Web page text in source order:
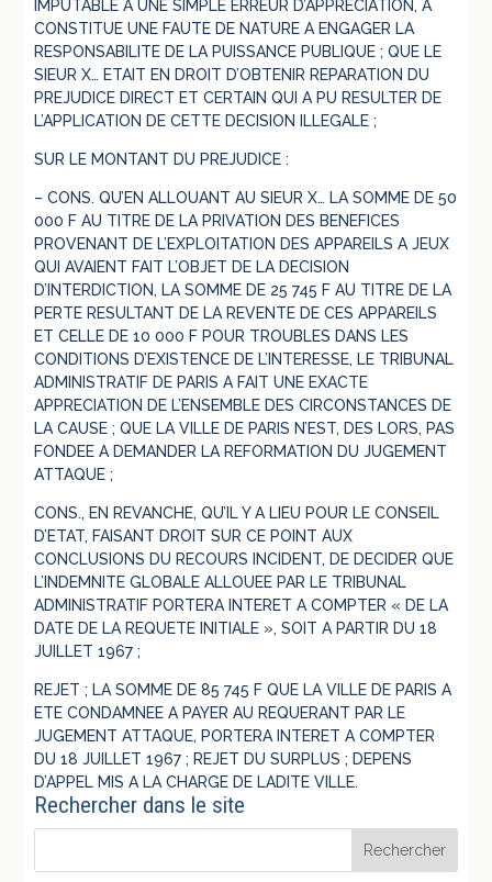
IMPUTABLE A UNE SIMPLE ERREUR D’APPRECIATION, A
CONSTITUE UNE FAUTE DE NATURE A ENGAGER LA
RESPONSABILITE DE LA PUISSANCE PUBLIQUE ; QUE LE
SIEUR X… ETAIT EN DROIT D’OBTENIR REPARATION DU
PREJUDICE DIRECT ET CERTAIN QUI A PU RESULTER DE
L’APPLICATION DE CETTE DECISION ILLEGALE ;
SUR LE MONTANT DU PREJUDICE :
– CONS. QU’EN ALLOUANT AU SIEUR X… LA SOMME DE 50
000 F AU TITRE DE LA PRIVATION DES BENEFICES
PROVENANT DE L’EXPLOITATION DES APPAREILS A JEUX
QUI AVAIENT FAIT L’OBJET DE LA DECISION
D’INTERDICTION, LA SOMME DE 25 745 F AU TITRE DE LA
PERTE RESULTANT DE LA REVENTE DE CES APPAREILS
ET CELLE DE 10 000 F POUR TROUBLES DANS LES
CONDITIONS D’EXISTENCE DE L’INTERESSE, LE TRIBUNAL
ADMINISTRATIF DE PARIS A FAIT UNE EXACTE
APPRECIATION DE L’ENSEMBLE DES CIRCONSTANCES DE
LA CAUSE ; QUE LA VILLE DE PARIS N’EST, DES LORS, PAS
FONDEE A DEMANDER LA REFORMATION DU JUGEMENT
ATTAQUE ;
CONS., EN REVANCHE, QU’IL Y A LIEU POUR LE CONSEIL
D’ETAT, FAISANT DROIT SUR CE POINT AUX
CONCLUSIONS DU RECOURS INCIDENT, DE DECIDER QUE
L’INDEMNITE GLOBALE ALLOUEE PAR LE TRIBUNAL
ADMINISTRATIF PORTERA INTERET A COMPTER « DE LA
DATE DE LA REQUETE INITIALE », SOIT A PARTIR DU 18
JUILLET 1967 ;
REJET ; LA SOMME DE 85 745 F QUE LA VILLE DE PARIS A
ETE CONDAMNEE A PAYER AU REQUERANT PAR LE
JUGEMENT ATTAQUE, PORTERA INTERET A COMPTER
DU 18 JUILLET 1967 ; REJET DU SURPLUS ; DEPENS
D’APPEL MIS A LA CHARGE DE LADITE VILLE.
Rechercher dans le site